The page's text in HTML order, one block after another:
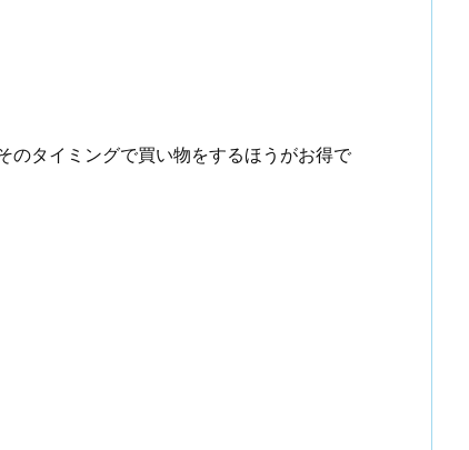
のタイミングで買い物をするほうがお得で